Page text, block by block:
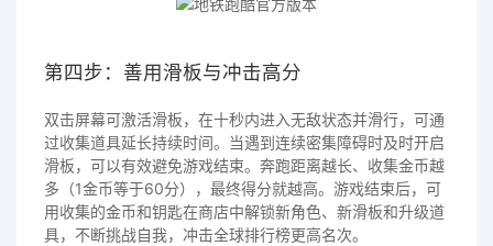
第四步：善用滑板与冲击高分
双击屏幕可激活滑板，在十秒内进入无敌状态并滑行，可通
过收集道具延长持续时间。当遇到连续密集障碍时及时开启
滑板，可以有效避免游戏结束。奔跑距离越长、收集金币越
多（1金币等于60分），最终得分就越高。游戏结束后，可
用收集的金币和钥匙在商店中解锁新角色、新滑板和升级道
具，不断挑战自我，冲击全球排行榜更高名次。